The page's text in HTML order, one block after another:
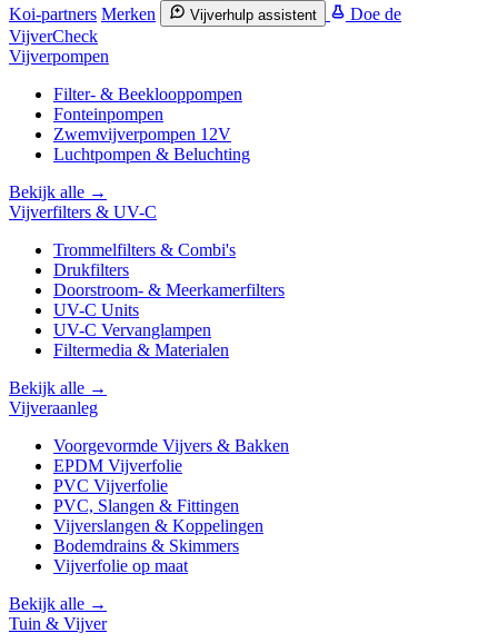
Koi-partners Merken Vijverhulp assistent
Doe de
VijverCheck
Vijverpompen
Filter- & Beeklooppompen
Fonteinpompen
Zwemvijverpompen 12V
Luchtpompen & Beluchting
Bekijk alle →
Vijverfilters & UV-C
Trommelfilters & Combi's
Drukfilters
Doorstroom- & Meerkamerfilters
UV-C Units
UV-C Vervanglampen
Filtermedia & Materialen
Bekijk alle →
Vijveraanleg
Voorgevormde Vijvers & Bakken
EPDM Vijverfolie
PVC Vijverfolie
PVC, Slangen & Fittingen
Vijverslangen & Koppelingen
Bodemdrains & Skimmers
Vijverfolie op maat
Bekijk alle →
Tuin & Vijver